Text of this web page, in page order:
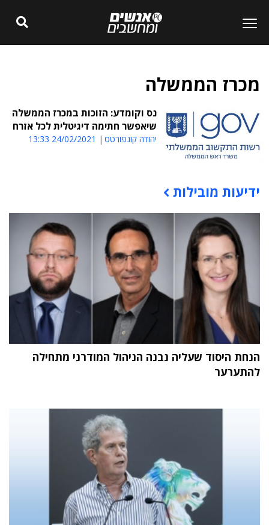
מכרז הממשלה
נס וקומדע: הזוכות במכרז הממשלה
שיאפשר חתימה דיגיטלית לכל אזרח
יהודה קונפורטס 24/02/2021 13:33
תוכן פרסומי
ידיעות מובילות
הנחת היסוד שעליה נבנה הניהול המודרני מתחילה
להתערער